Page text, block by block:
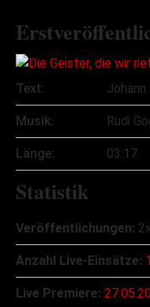
Text:
Musik: Rudi
Länge: 03:17
Statistik
Veröffentlichungen: 2x
Anzahl Live-Einsätze:
Live Premiere: